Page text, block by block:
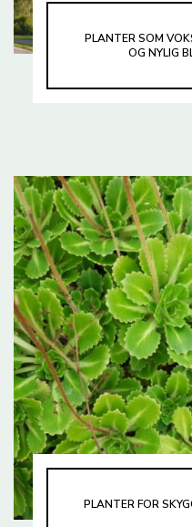
PLANTER SOM
OG NYLIG
PLANTER FOR